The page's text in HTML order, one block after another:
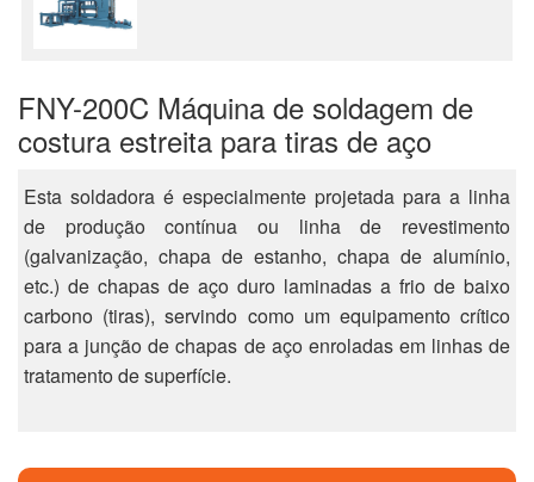
FNY-200C Máquina de soldagem de
costura estreita para tiras de aço
Esta soldadora é especialmente projetada para a linha
de produção contínua ou linha de revestimento
(galvanização, chapa de estanho, chapa de alumínio,
etc.) de chapas de aço duro laminadas a frio de baixo
carbono (tiras), servindo como um equipamento crítico
para a junção de chapas de aço enroladas em linhas de
tratamento de superfície.